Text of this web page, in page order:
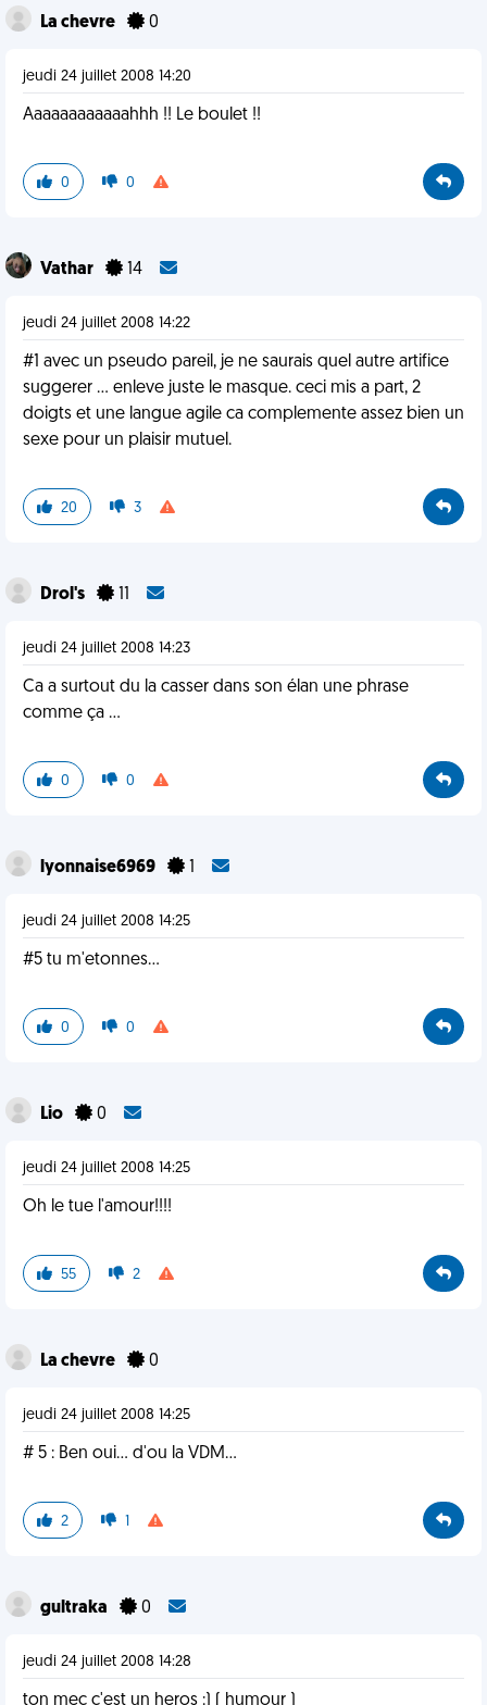
La chevre 0
jeudi 24 juillet 2008 14:20
Aaaaaaaaaaaahhh !! Le boulet !!
0 0
Vathar 14
jeudi 24 juillet 2008 14:22
#1 avec un pseudo pareil, je ne saurais quel autre artifice
suggerer ... enleve juste le masque. ceci mis a part, 2
doigts et une langue agile ca complemente assez bien un
sexe pour un plaisir mutuel.
20 3
Drol's
jeudi 24 juillet 2008 14:23
Ca a surtout du la casser dans son élan une phrase
comme ça ...
0 0
lyonnaise6969
jeudi 24 juillet 2008 14:25
#5 tu m'etonnes...
0 0
Lio 0
jeudi 24 juillet 2008 14:25
Oh le tue l'amour!!!!
55 2
La chevre 0
jeudi 24 juillet 2008 14:25
# 5 : Ben oui... d'ou la VDM...
2 1
gultraka 0
jeudi 24 juillet 2008 14:28
ton mec c'est un heros :) ( humour )